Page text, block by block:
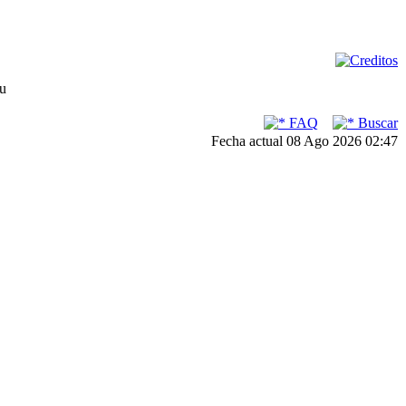
FAQ
Buscar
Fecha actual 08 Ago 2026 02:47